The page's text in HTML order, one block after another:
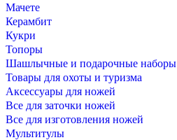
Мачете
Керамбит
Кукри
Топоры
Шашлычные и подарочные наборы
Товары для охоты и туризма
Аксессуары для ножей
Все для заточки ножей
Все для изготовления ножей
Мультитулы